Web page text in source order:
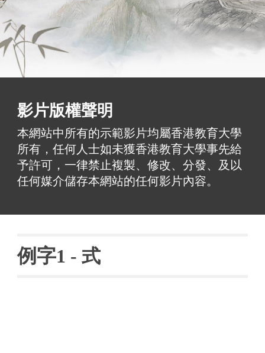
影片版權聲明
本網站中所有的示範影片均屬香港教育大學
所有，任何人士如未獲香港教育大學事先給
予許可，一律禁止複製、修改、分發、及以
任何媒介儲存本網站的任何影片內容。
例字1 - 式